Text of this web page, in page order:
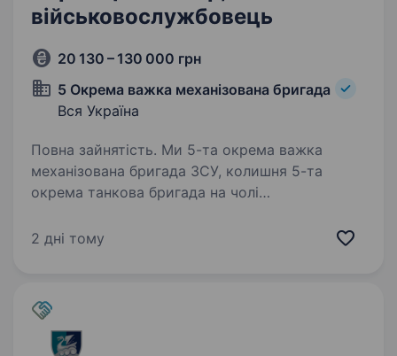
військовослужбовець
20 130 – 130 000 грн
5 Окрема важка механізована бригада
Вся Україна
Повна зайнятість. Ми 5-та окрема важка
механізована бригада ЗСУ, колишня 5-та
окрема танкова бригада на чолі
в битві за Бахмут, коли його підрозділ
2 дні тому